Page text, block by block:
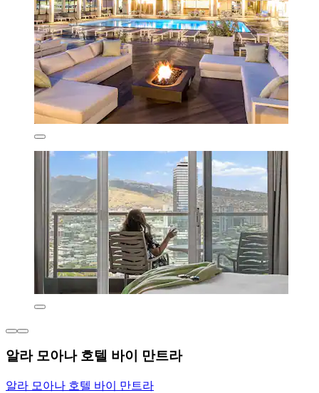
알라 모아나 호텔 바이 만트라
알라 모아나 호텔 바이 만트라